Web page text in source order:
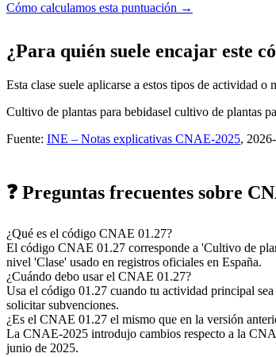
Cómo calculamos esta puntuación →
¿Para quién suele encajar este
Esta clase suele aplicarse a estos tipos de actividad o
Cultivo de plantas para bebidasel cultivo de plantas
Fuente: INE – Notas explicativas CNAE-2025,
❓ Preguntas frecuentes sobre
¿Qué es el código CNAE 01.27?
El código CNAE 01.27 corresponde a 'Cultivo de
nivel 'Clase' usado en registros oficiales en España.
¿Cuándo debo usar el CNAE 01.27?
Usa el código 01.27 cuando tu actividad principal
solicitar subvenciones.
¿Es el CNAE 01.27 el mismo que en la versión
La CNAE-2025 introdujo cambios respecto a la
junio de 2025.